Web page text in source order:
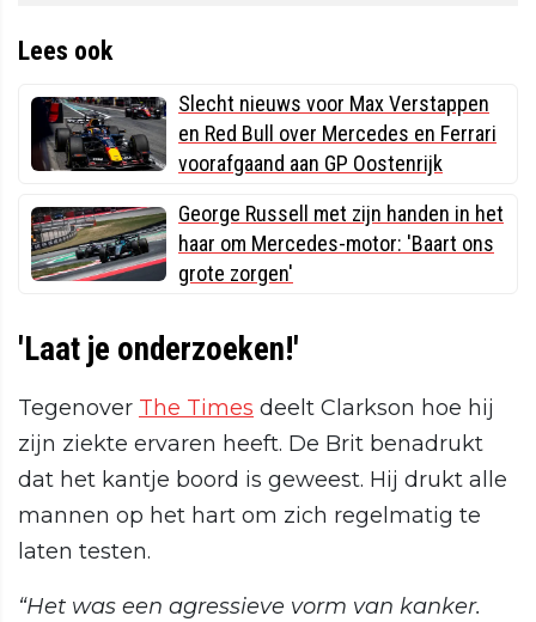
Lees ook
Slecht nieuws voor Max Verstappen
en Red Bull over Mercedes en Ferrari
voorafgaand aan GP Oostenrijk
George Russell met zijn handen in het
haar om Mercedes-motor: 'Baart ons
grote zorgen'
'Laat je onderzoeken!'
Tegenover The Times deelt Clarkson hoe hij
zijn ziekte ervaren heeft. De Brit benadrukt
dat het kantje boord is geweest. Hij drukt alle
mannen op het hart om zich regelmatig te
laten testen.
“Het was een agressieve vorm van kanker.